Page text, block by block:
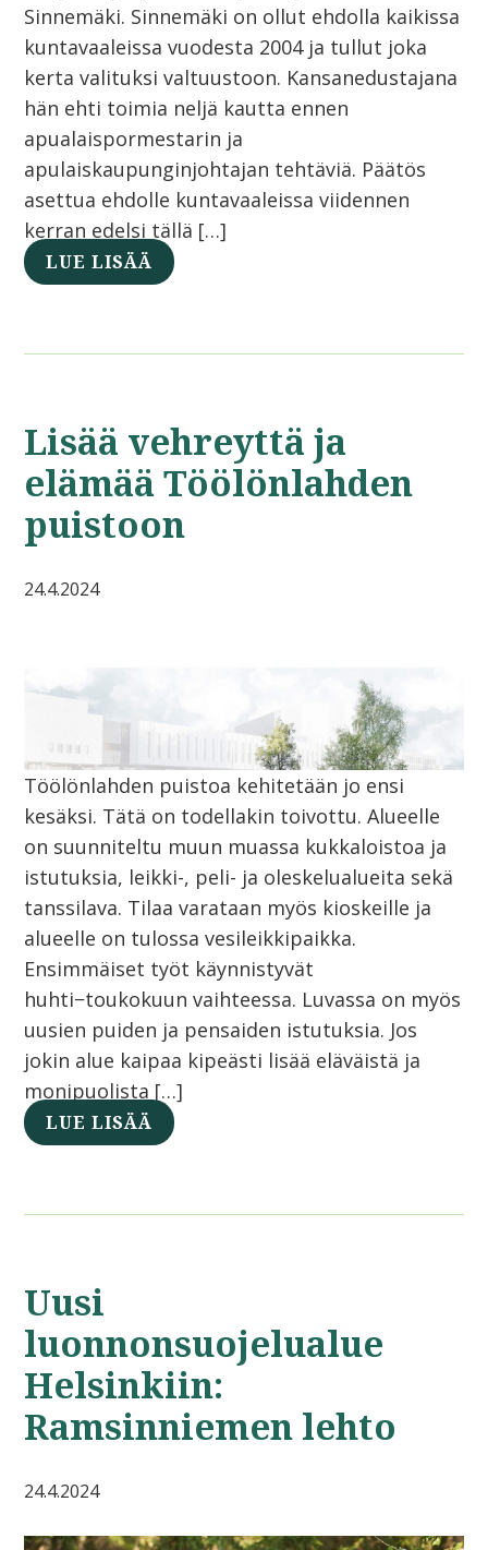
Sinnemäki. Sinnemäki on ollut ehdolla kaikissa
kuntavaaleissa vuodesta 2004 ja tullut joka
kerta valituksi valtuustoon. Kansanedustajana
hän ehti toimia neljä kautta ennen
apualaispormestarin ja
apulaiskaupunginjohtajan tehtäviä. Päätös
asettua ehdolle kuntavaaleissa viidennen
kerran edelsi tällä […]
LUE LISÄÄ
Lisää vehreyttä ja
elämää Töölönlahden
puistoon
24.4.2024
Töölönlahden puistoa kehitetään jo ensi
kesäksi. Tätä on todellakin toivottu. Alueelle
on suunniteltu muun muassa kukkaloistoa ja
istutuksia, leikki-, peli- ja oleskelualueita sekä
tanssilava. Tilaa varataan myös kioskeille ja
alueelle on tulossa vesileikkipaikka.
Ensimmäiset työt käynnistyvät
huhti−toukokuun vaihteessa. Luvassa on myös
uusien puiden ja pensaiden istutuksia. Jos
jokin alue kaipaa kipeästi lisää eläväistä ja
monipuolista […]
LUE LISÄÄ
Uusi
luonnonsuojelualue
Helsinkiin:
Ramsinniemen lehto
24.4.2024